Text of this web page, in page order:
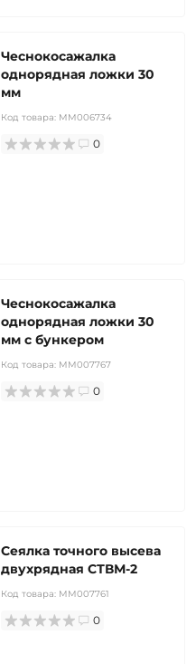
Чеснокосажалка
однорядная ложки 30
мм
Код товара: MM006734
0
Чеснокосажалка
однорядная ложки 30
мм с бункером
Код товара: MM007767
0
Сеялка точного высева
двухрядная СТВМ-2
Код товара: MM007761
0